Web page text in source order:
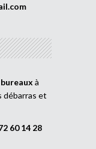
à
débarras et
60 14 28